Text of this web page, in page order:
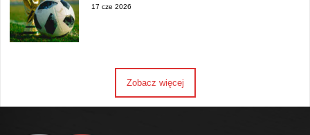
17 cze 2026
Zobacz więcej